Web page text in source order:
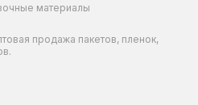
материалы
продажа пакетов, пленок,